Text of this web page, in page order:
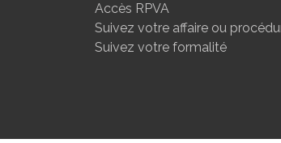
Accès RPVA
Suivez votre affaire ou
Suivez votre formalité